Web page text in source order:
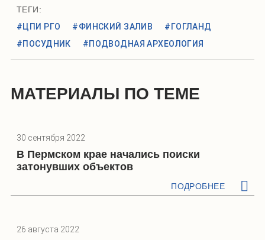
ТЕГИ:
#ЦПИ РГО
#ФИНСКИЙ ЗАЛИВ
#ГОГЛАНД
#ПОСУДНИК
#ПОДВОДНАЯ АРХЕОЛОГИЯ
МАТЕРИАЛЫ ПО ТЕМЕ
30 сентября 2022
В Пермском крае начались поиски
затонувших объектов
ПОДРОБНЕЕ
26 августа 2022